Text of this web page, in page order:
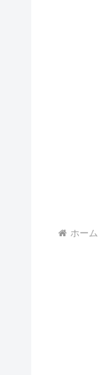
ホーム